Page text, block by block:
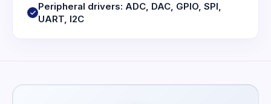
Peripheral drivers: ADC, DAC, GPIO, SPI,
UART, I2C